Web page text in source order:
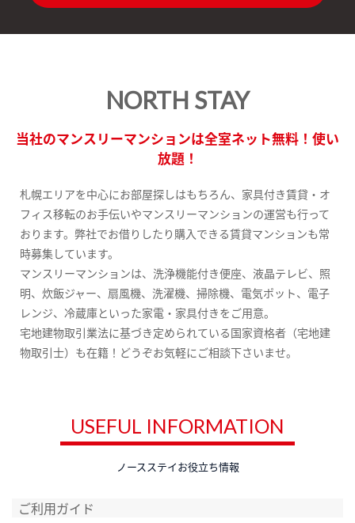
NORTH STAY
当社のマンスリーマンションは全室ネット無料！使い
放題！
札幌エリアを中心にお部屋探しはもちろん、家具付き賃貸・オ
フィス移転のお手伝いやマンスリーマンションの運営も行って
おります。弊社でお借りしたり購入できる賃貸マンションも常
時募集しています。
マンスリーマンションは、洗浄機能付き便座、液晶テレビ、照
明、炊飯ジャー、扇風機、洗濯機、掃除機、電気ポット、電子
レンジ、冷蔵庫といった家電・家具付きをご用意。
宅地建物取引業法に基づき定められている国家資格者（宅地建
物取引士）も在籍！どうぞお気軽にご相談下さいませ。
USEFUL INFORMATION
ノースステイお役立ち情報
ご利用ガイド